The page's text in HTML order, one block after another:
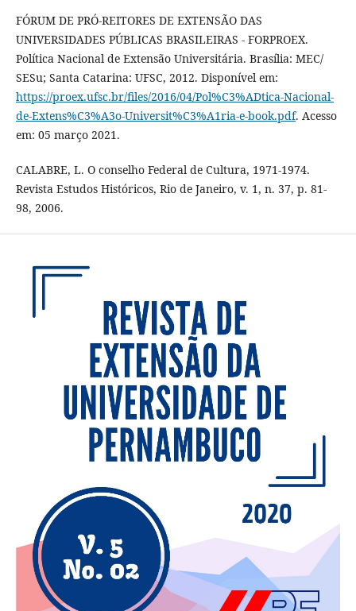
FÓRUM DE PRÓ-REITORES DE EXTENSÃO DAS
UNIVERSIDADES PÚBLICAS BRASILEIRAS - FORPROEX.
Política Nacional de Extensão Universitária. Brasília: MEC/
SESu; Santa Catarina: UFSC, 2012. Disponível em:
https://proex.ufsc.br/files/2016/04/Pol%C3%ADtica-Nacional-
de-Extens%C3%A3o-Universit%C3%A1ria-e-book.pdf. Acesso
em: 05 março 2021.
CALABRE, L. O conselho Federal de Cultura, 1971-1974.
Revista Estudos Históricos, Rio de Janeiro, v. 1, n. 37, p. 81-
98, 2006.